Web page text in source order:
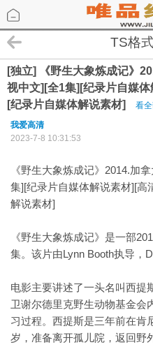
TS格
[独立] 《野生大象炼成记》
视中文][全1集][纪录片自媒
[纪录片自媒体解说素材]
看
我爱高清
2023-7-8 10:31:53
《野生大象炼成记》2014.加
集][纪录片自媒体解说素材][高
解说素材]
《野生大象炼成记》是一部
集。该片由Lynn Booth执导，
电影主要讲述了一头名叫西提
卫谢尔德里克野生动物基金会
习过程。西提斯是三年前在肯
岁，准备离开孤儿院，返回野